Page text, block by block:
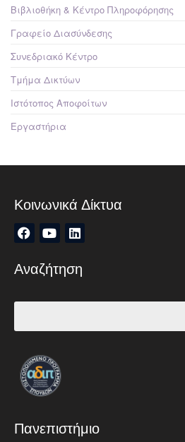
Βιβλιοθήκη & Κέντρο Πληροφόρησης
Γραφείο Διασύνδεσης
Συνεδριακό Κέντρο
Τμήμα Δικτύων
Ιστότοπος Αποφοίτων
Εργαστήρια
Κοινωνικά Δίκτυα
Αναζήτηση
Πανεπιστήμιο